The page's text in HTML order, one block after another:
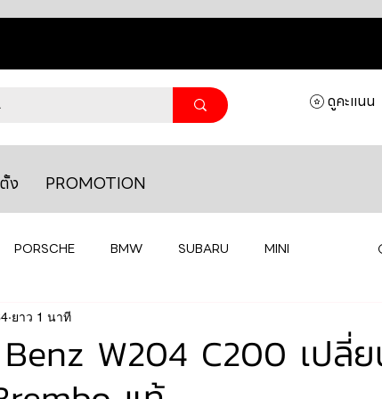
ดูคะแนน
ง PROMOTION
PORSCHE BMW SUBARU MINI
ต์ AUDI
TOYOTA HONDA
W204 C200 เปลี่
ยาว 1 นาที